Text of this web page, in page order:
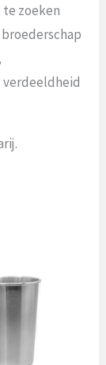
te zoeken